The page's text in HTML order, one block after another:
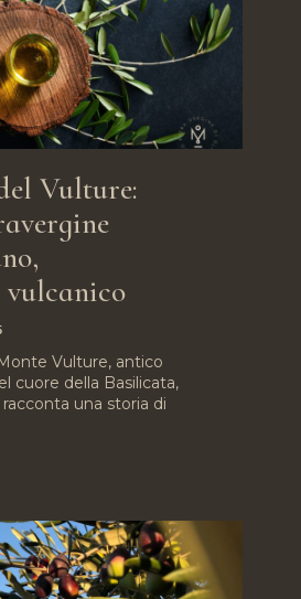
Vulture:
vulcanico
Vulture, antico
cuore della Basilicata,
una storia di